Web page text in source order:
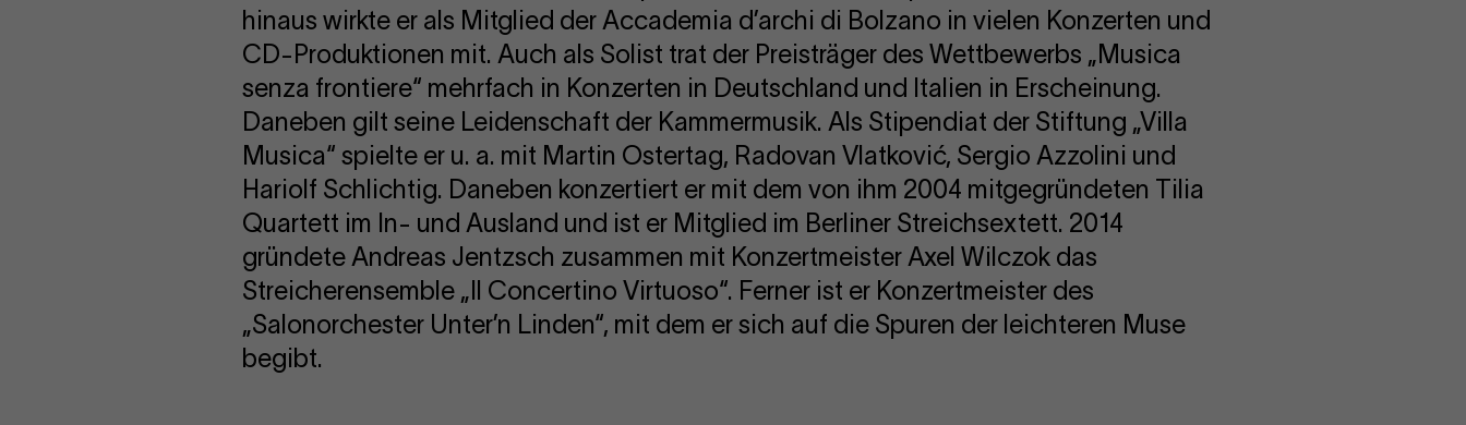
hinaus wirkte er als Mitglied der Accademia d’archi di Bolzano in vielen Konzerten und
CD-Produktionen mit. Auch als Solist trat der Preisträger des Wettbewerbs „Musica
senza frontiere“ mehrfach in Konzerten in Deutschland und Italien in Erscheinung.
Daneben gilt seine Leidenschaft der Kammermusik. Als Stipendiat der Stiftung „Villa
Musica“ spielte er u. a. mit Martin Ostertag, Radovan Vlatković, Sergio Azzolini und
Hariolf Schlichtig. Daneben konzertiert er mit dem von ihm 2004 mitgegründeten Tilia
Quartett im In- und Ausland und ist er Mitglied im Berliner Streichsextett. 2014
gründete Andreas Jentzsch zusammen mit Konzertmeister Axel Wilczok das
Streicherensemble „Il Concertino Virtuoso“. Ferner ist er Konzertmeister des
„Salonorchester Unter’n Linden“, mit dem er sich auf die Spuren der leichteren Muse
begibt.